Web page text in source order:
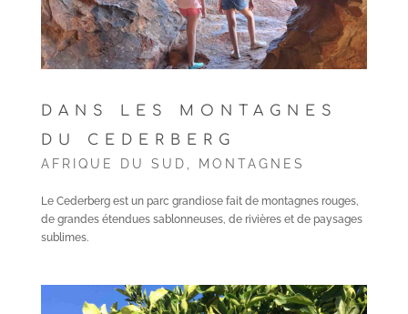
DANS LES MONTAGNES
DU CEDERBERG
AFRIQUE DU SUD MONTAGNES
Le Cederberg est un parc grandiose fait de montagnes rouges,
de grandes étendues sablonneuses, de rivières et de paysages
sublimes.